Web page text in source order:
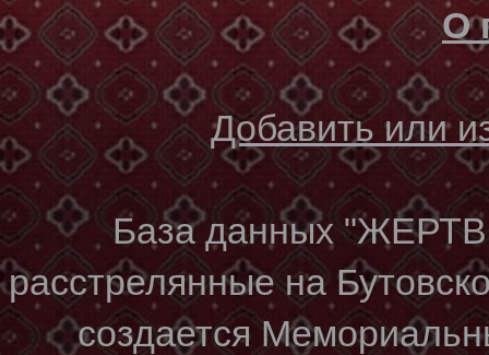
О
Добавить или
База данных
расстрелянные на
создается